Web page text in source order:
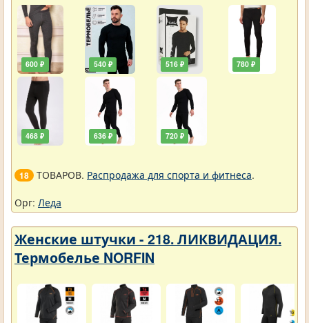
600 ₽
468 ₽
540 ₽
636 ₽
516 ₽
720 ₽
780 ₽
18 ТОВАРОВ. Распродажа для спорта и фитнеса.
Орг: Леда
Женские штучки - 218. ЛИКВИДАЦИЯ.
Термобелье NORFIN